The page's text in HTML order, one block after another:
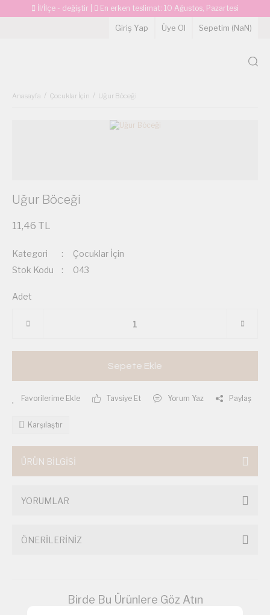
İl/İlçe - değiştir En erken teslimat: 10 Ağustos, Pazartesi
Giriş Yap Üye Ol Sepetim (NaN)
Anasayfa Çocuklar İçin Uğur Böceği
Uğur Böceği
11,46 TL
Kategori
Çocuklar İçin
Stok Kodu
043
Adet
Sepete Ekle
Tavsiye Et Yorum Yaz Paylaş
Karşılaştır
ÜRÜN BİLGİSİ
YORUMLAR
ÖNERİLERİNİZ
Birde Bu Ürünlere Göz Atın